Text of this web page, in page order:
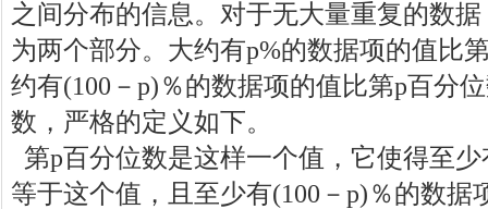
之间分布的信息。对于无大量重复的数
为两个部分。大约有p%的数据项的值比
约有(100－p)％的数据项的值比第p百分
数，严格的定义如下。
第p百分位数是这样一个值，它使得至
等于这个值，且至少有(100－p)％的数据